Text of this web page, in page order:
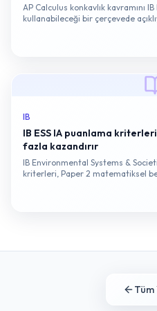
AP Calculus konkavlık kavramını
kullanabileceği bir çerçevede
IB
IB ESS IA puanlama
fazla kazandırır
IB Environmental Systems &
kriterleri, Paper 2 matematiksel
Tüm